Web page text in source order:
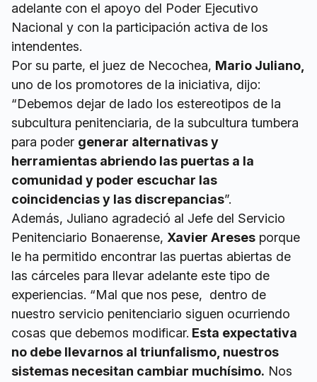
adelante con el apoyo del Poder Ejecutivo
Nacional y con la participación activa de los
intendentes.
Por su parte, el juez de Necochea, Mario Juliano,
uno de los promotores de la iniciativa, dijo:
“Debemos dejar de lado los estereotipos de la
subcultura penitenciaria, de la subcultura tumbera
para poder generar alternativas y
herramientas abriendo las puertas a la
comunidad y poder escuchar las
coincidencias y las discrepancias”.
Además, Juliano agradeció al Jefe del Servicio
Penitenciario Bonaerense, Xavier Areses porque
le ha permitido encontrar las puertas abiertas de
las cárceles para llevar adelante este tipo de
experiencias. “Mal que nos pese, dentro de
nuestro servicio penitenciario siguen ocurriendo
cosas que debemos modificar. Esta expectativa
no debe llevarnos al triunfalismo, nuestros
sistemas necesitan cambiar muchísimo. Nos